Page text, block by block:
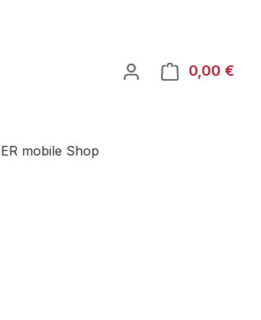
0,00 €
mobile Shop